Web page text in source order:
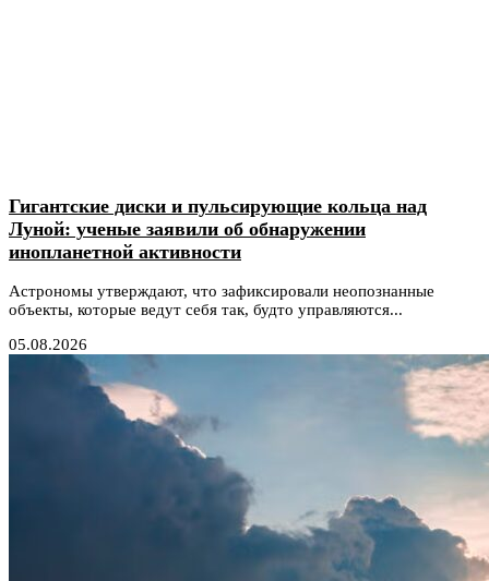
Гигантские диски и пульсирующие кольца над
Луной: ученые заявили об обнаружении
инопланетной активности
Астрономы утверждают, что зафиксировали неопознанные
объекты, которые ведут себя так, будто управляются...
05.08.2026